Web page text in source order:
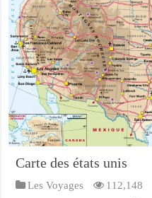
Carte des états unis
Les Voyages 112,148